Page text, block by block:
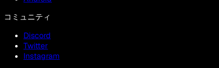
コミュニティ
Discord
Twitter
Instagram